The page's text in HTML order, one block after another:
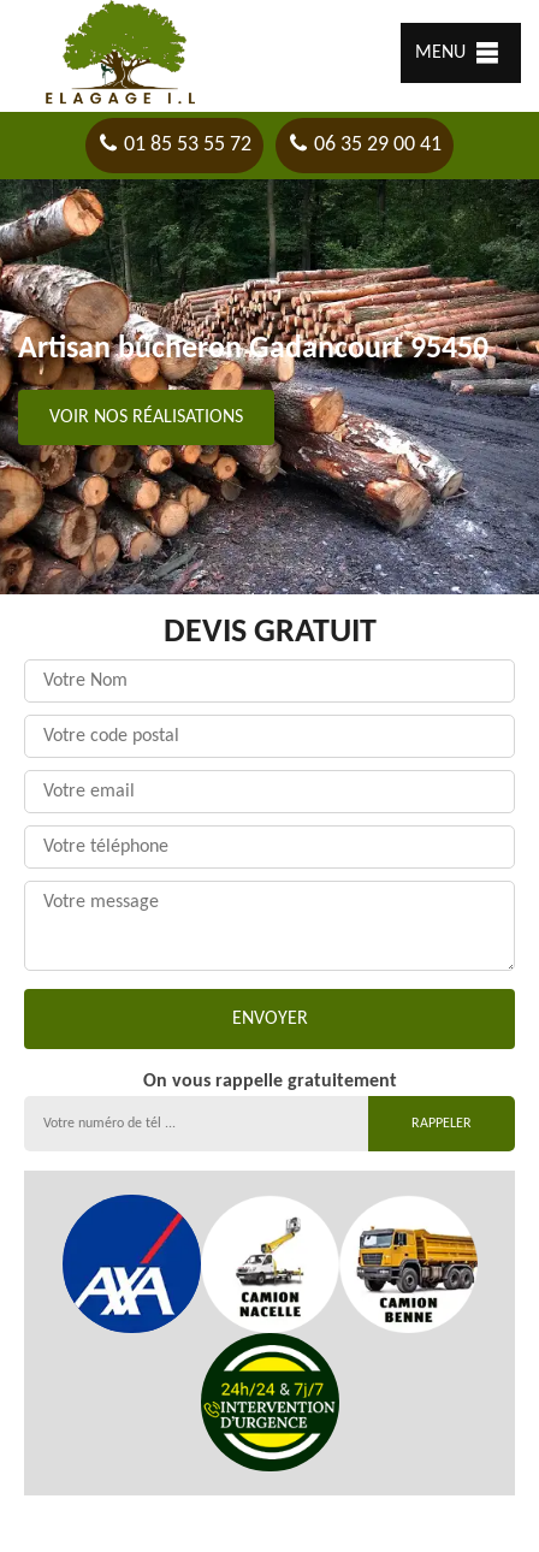
MENU
01 85 53 55 72 06 35 29 00 41
Artisan bûcheron Gadancourt 95450
VOIR NOS RÉALISATIONS
DEVIS GRATUIT
On vous rappelle gratuitement